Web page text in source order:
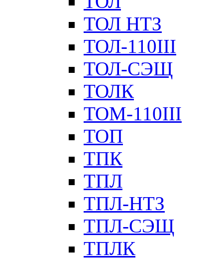
ТОЛ НТЗ
ТОЛ-110III
ТОЛ-СЭЩ
ТОЛК
ТОМ-110III
ТОП
ТПК
ТПЛ
ТПЛ-НТЗ
ТПЛ-СЭЩ
ТПЛК